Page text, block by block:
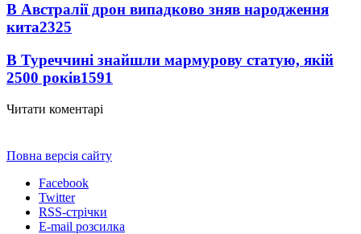
В Австралії дрон випадково зняв народження
кита2325
В Туреччині знайшли мармурову статую, якій
2500 років1591
Читати коментарі
Повна версія сайту
Facebook
Twitter
RSS-стрічки
E-mail розсилка